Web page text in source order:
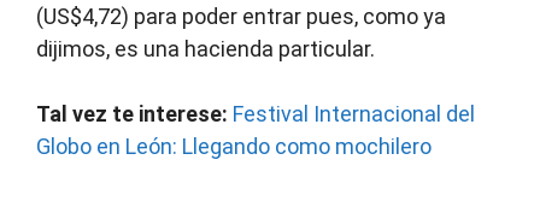
(US$4,72) para poder entrar pues, como ya
dijimos, es una hacienda particular.
Tal vez te interese: Festival Internacional del
Globo en León: Llegando como mochilero